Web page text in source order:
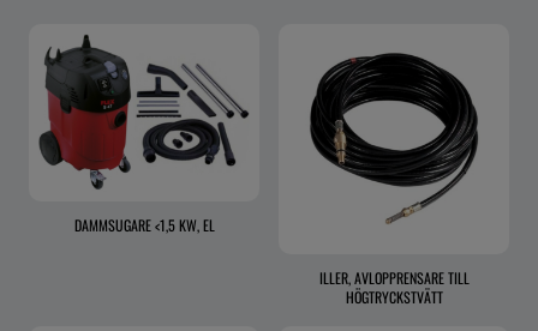
DAMMSUGARE <1,5 KW, EL
ILLER, AVLOPPRENSARE TILL
HÖGTRYCKSTVÄTT